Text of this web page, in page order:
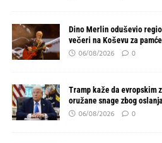
Dino Merlin oduševio
večeri na Koševu za
06/08/2026 0
Tramp kaže da evropskim
oružane snage zbog
06/08/2026 0